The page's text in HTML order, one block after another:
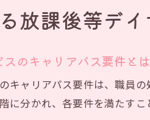
放課
令和7
加算
放課
事業
放課後等デ
のキャリアパス要件と
キャリアパス要件は、職員
分かれ、各要件を満たすこ